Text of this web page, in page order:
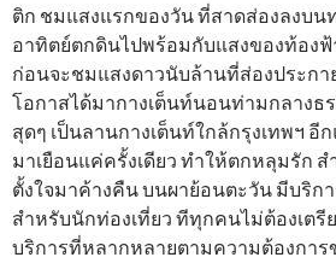
ติก ชมแสงแรกของวัน ที่สาดส่องลงบน
อาทิตย์ตกดินไปพร้อมกับแสงของท้องฟ้
ก่อนจะชมแสงดาวนับล้านที่ส่องประก
โอกาสได้มากางเต็นท์นอนท่ามกลางธ
สุดๆ เป็นลานกางเต็นท์ใกล้กรุงเทพฯ
มาเยือนแค่ครั้งเดียว ทำให้ตกหลุมรัก
ตั้งใจมาค้างคืน บนผาย้อนตะวัน มีบริก
สำหรับนักท่องเที่ยว ทีทุกคนไม่ต้องเตรี
บริการที่หลากหลายตามความต้องการ